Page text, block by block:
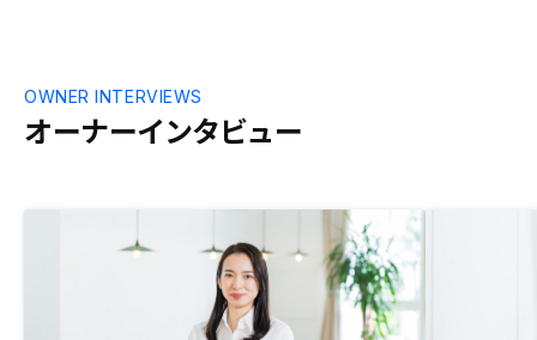
オーナーインタビュー
OWNER INTERVIEWS